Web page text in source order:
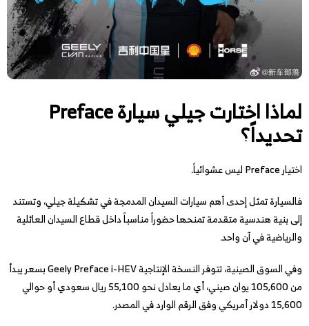
لماذا اختارت جيلي سيارة Preface
تحديداً؟
اختيار Preface ليس عشوائياً.
فالسيارة تمثل إحدى أهم سيارات السيدان المدمجة في تشكيلة جيلي، وتستند
إلى بنية هندسية متقدمة تمنحها حضوراً مناسباً داخل قطاع السيدان العائلية
والرياضية في آن واحد.
وفي السوق الصينية، تتوفر النسخة الإنتاجية Geely Preface i-HEV بسعر يبدأ
من 105,600 يوان صيني، أي ما يعادل نحو 55,100 ريال سعودي أو حوالي
15,600 دولار أمريكي وفق الرقم الوارد في المصدر.